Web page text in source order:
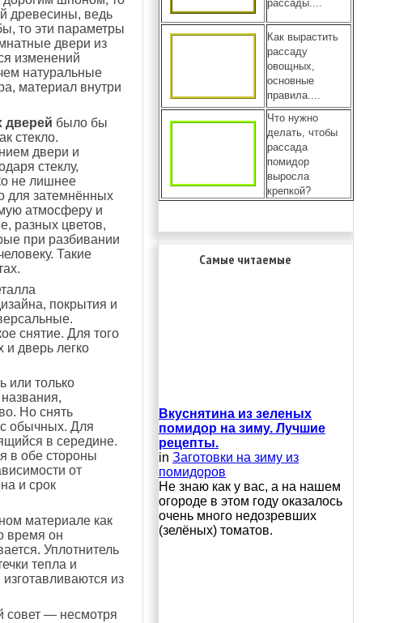
древесины, ведь
то эти параметры
двери из
изменений
натуральные
материал внутри
дверей было бы
стекло.
двери и
стеклу,
не лишнее
для затемнённых
атмосферу и
разных цветов,
при разбивании
Такие
покрытия и
снятие. Для того
и дверь легко
или только
Но снять
обычных. Для
в середине.
в обе стороны
от
и срок
материале как
время он
Уплотнитель
тепла и
из
совет — несмотря
рассады....
Как вырастить
рассаду
овощных,
основные
правила....
Что нужно
делать, чтобы
рассада
помидор
выросла
крепкой?
Самые читаемые
Вкуснятина из зеленых
помидор на зиму. Лучшие
рецепты.
in Заготовки на зиму из
помидоров
Не знаю как у вас, а на нашем
огороде в этом году оказалось
очень много недозревших
(зелёных) томатов.